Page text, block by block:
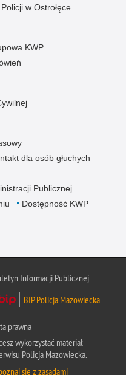
w Ostrołęce
KWP
dla osób głuchych
Publicznej
Dostępność KWP
Informacji Publicznej
BIP Policja Mazowiecka
prawna
wykorzystać materiał
Policja Mazowiecka.
się z zasadami